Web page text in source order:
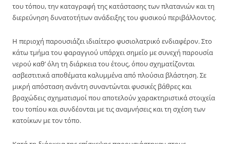
του τόπου, την καταγραφή της κατάστασης των πλατανιών και τη
διερεύνηση δυνατοτήτων ανάδειξης του φυσικού περιβάλλοντος.
Η περιοχή παρουσιάζει ιδιαίτερο φυσιολατρικό ενδιαφέρον. Στο
κάτω τμήμα του φαραγγιού υπάρχει σημείο με συνεχή παρουσία
νερού καθ’ όλη τη διάρκεια του έτους, όπου σχηματίζονται
ασβεστιτικά αποθέματα καλυμμένα από πλούσια βλάστηση. Σε
μικρή απόσταση ανάντη συναντώνται φυσικές βάθρες και
βραχώδεις σχηματισμοί που αποτελούν χαρακτηριστικά στοιχεία
του τοπίου και συνδέονται με τις αναμνήσεις και τη σχέση των
κατοίκων με τον τόπο.